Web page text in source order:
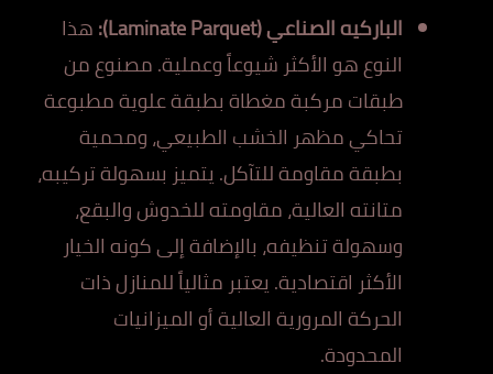
الباركيه الصناعي (Laminate Parquet):
هذا
النوع هو الأكثر شيوعاً وعملية. مصنوع من
طبقات مركبة مغطاة بطبقة علوية مطبوعة
تحاكي مظهر الخشب الطبيعي، ومحمية
بطبقة مقاومة للتآكل. يتميز بسهولة تركيبه،
متانته العالية، مقاومته للخدوش والبقع،
وسهولة تنظيفه، بالإضافة إلى كونه الخيار
الأكثر اقتصادية. يعتبر مثالياً للمنازل ذات
الحركة المرورية العالية أو الميزانيات
المحدودة.